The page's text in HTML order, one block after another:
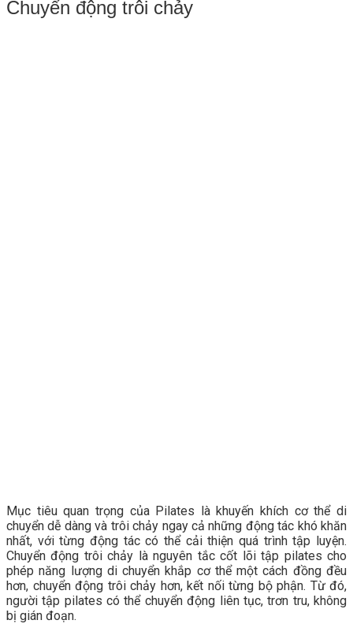
Chuyển động trôi chảy
Mục tiêu quan trọng của Pilates là khuyến khích cơ thể di
chuyển dễ dàng và trôi chảy ngay cả những động tác khó khăn
nhất, với từng động tác có thể cải thiện quá trình tập luyện.
Chuyển động trôi chảy là nguyên tắc cốt lõi tập pilates cho
phép năng lượng di chuyển khắp cơ thể một cách đồng đều
hơn, chuyển động trôi chảy hơn, kết nối từng bộ phận. Từ đó,
người tập pilates có thể chuyển động liên tục, trơn tru, không
bị gián đoạn.